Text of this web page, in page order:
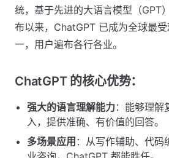
统，基于先进的大语言模型（GPT
布以来，ChatGPT 已成为全球最
一，用户遍布各行各业。
ChatGPT 的核心优势：
强大的语言理解能力：能够理解
入，提供准确、有价值的回答。
多场景应用 ：从写作辅助、代码